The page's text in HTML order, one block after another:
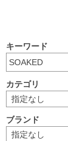
キーワード
カテゴリ
ブランド